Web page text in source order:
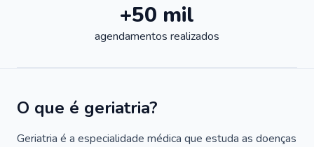
+50 mil
agendamentos realizados
O que é geriatria?
Geriatria é a especialidade médica que estuda as doenças